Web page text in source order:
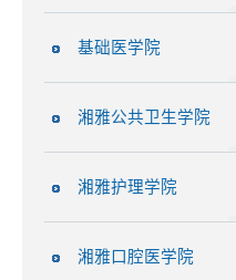
基础医学院
湘雅公共卫生学院
湘雅护理学院
湘雅口腔医学院